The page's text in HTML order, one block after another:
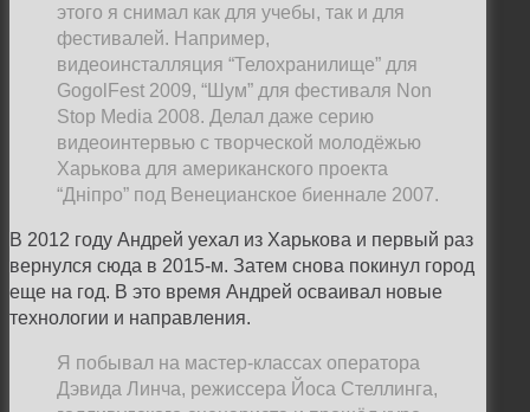
этого я снимал как для учебы, так и для
фестивалей. Например,
видеоинсталляция “Телохранилище” для
GogolFest 2009, “Шум” для фестиваля Non
Stop Media 2008. Делал даже серию
видеоинтервью с творческой молодёжью
Харькова для американского проекта
“Дніпро” под Венецианское биеннале 2007.
В 2012 году Андрей уехал из Харькова и первый раз
вернулся сюда в 2015-м. Затем снова покинул город
еще на год. В это время Андрей осваивал новые
технологии и направления.
Я побывал на мастер-классах оператора
Дэвида Линча, режиссера Йоса Стеллинга,